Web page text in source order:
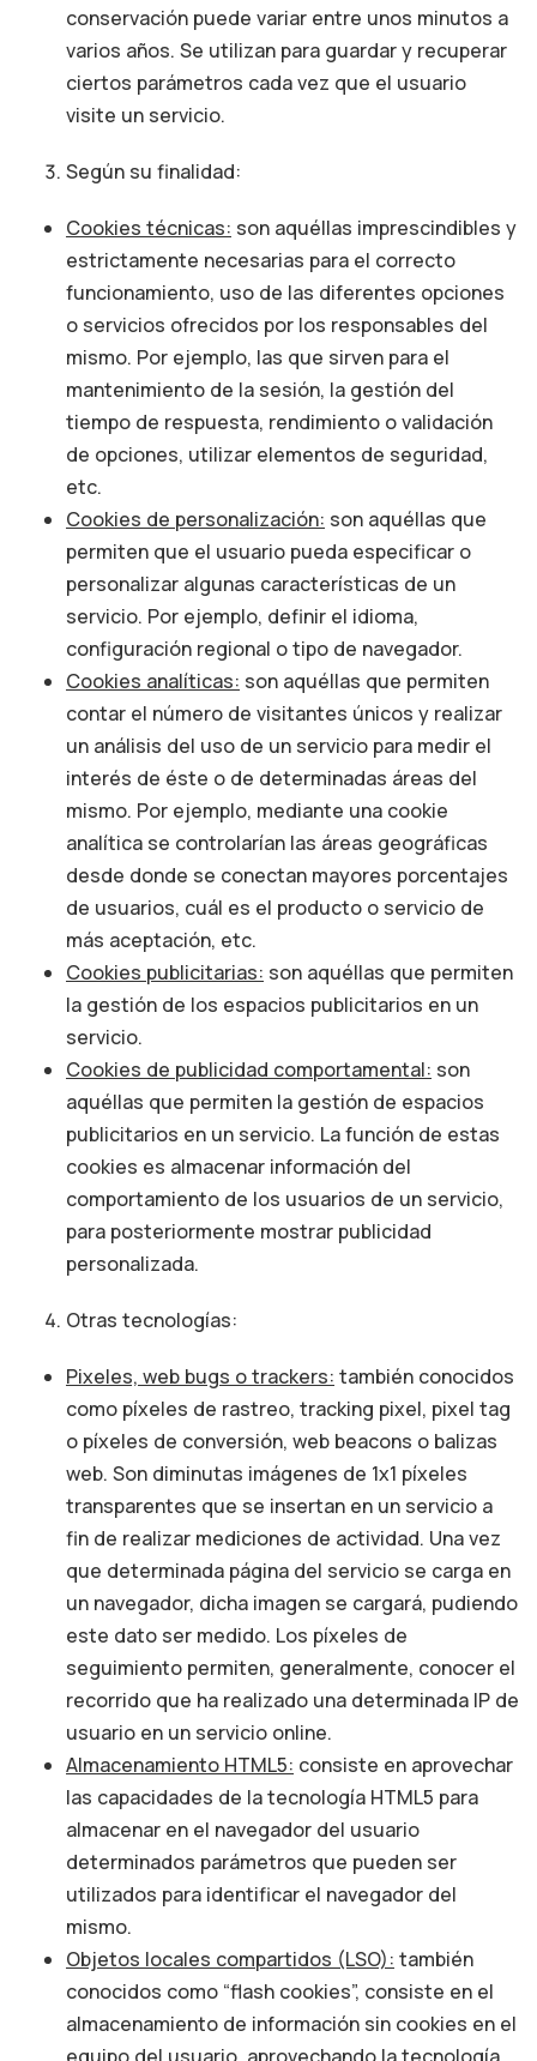
conservación puede variar entre unos minutos a
varios años. Se utilizan para guardar y recuperar
ciertos parámetros cada vez que el usuario
visite un servicio.
Según su finalidad:
Cookies técnicas: son aquéllas imprescindibles y
estrictamente necesarias para el correcto
funcionamiento, uso de las diferentes opciones
o servicios ofrecidos por los responsables del
mismo. Por ejemplo, las que sirven para el
mantenimiento de la sesión, la gestión del
tiempo de respuesta, rendimiento o validación
de opciones, utilizar elementos de seguridad,
etc.
Cookies de personalización: son aquéllas que
permiten que el usuario pueda especificar o
personalizar algunas características de un
servicio. Por ejemplo, definir el idioma,
configuración regional o tipo de navegador.
Cookies analíticas: son aquéllas que permiten
contar el número de visitantes únicos y realizar
un análisis del uso de un servicio para medir el
interés de éste o de determinadas áreas del
mismo. Por ejemplo, mediante una cookie
analítica se controlarían las áreas geográficas
desde donde se conectan mayores porcentajes
de usuarios, cuál es el producto o servicio de
más aceptación, etc.
Cookies publicitarias: son aquéllas que permiten
la gestión de los espacios publicitarios en un
servicio.
Cookies de publicidad comportamental: son
aquéllas que permiten la gestión de espacios
publicitarios en un servicio. La función de estas
cookies es almacenar información del
comportamiento de los usuarios de un servicio,
para posteriormente mostrar publicidad
personalizada.
Otras tecnologías:
Pixeles, web bugs o trackers: también conocidos
como píxeles de rastreo, tracking pixel, pixel tag
o píxeles de conversión, web beacons o balizas
web. Son diminutas imágenes de 1x1 píxeles
transparentes que se insertan en un servicio a
fin de realizar mediciones de actividad. Una vez
que determinada página del servicio se carga en
un navegador, dicha imagen se cargará, pudiendo
este dato ser medido. Los píxeles de
seguimiento permiten, generalmente, conocer el
recorrido que ha realizado una determinada IP de
usuario en un servicio online.
Almacenamiento HTML5: consiste en aprovechar
las capacidades de la tecnología HTML5 para
almacenar en el navegador del usuario
determinados parámetros que pueden ser
utilizados para identificar el navegador del
mismo.
Objetos locales compartidos (LSO): también
conocidos como “flash cookies”, consiste en el
almacenamiento de información sin cookies en el